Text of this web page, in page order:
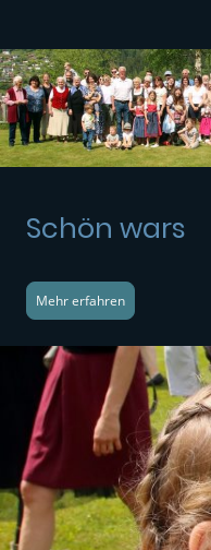
Schön wars
Mehr erfahren